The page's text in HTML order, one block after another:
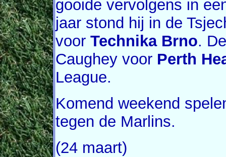
gooide vervolgens in
jaar stond hij in de
voor Technika Brno.
Caughey voor Perth
League.
Komend weekend
tegen de Marlins.
(24 maart)